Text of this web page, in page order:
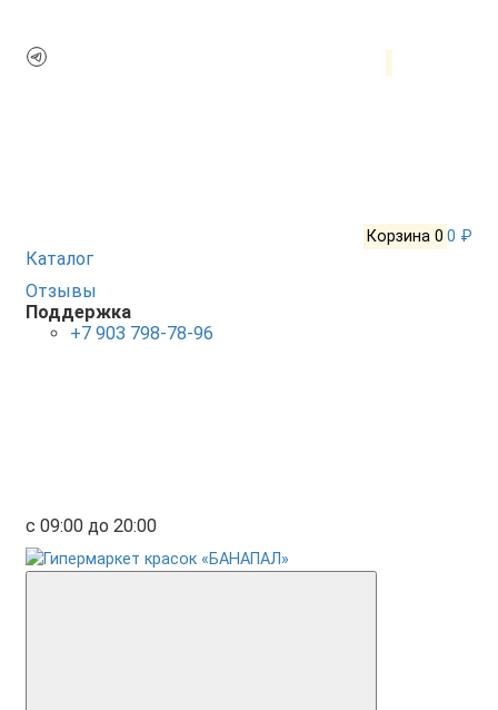
Корзина 0 0 ₽
Каталог
Отзывы
Поддержка
+7 903 798-78-96
с 09:00 до 20:00